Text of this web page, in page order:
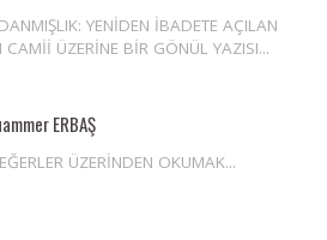
YENİDEN İBADETE AÇILAN
CAMİİ ÜZERİNE BİR GÖNÜL YAZISI...
ERBAŞ
ÜZERİNDEN OKUMAK...